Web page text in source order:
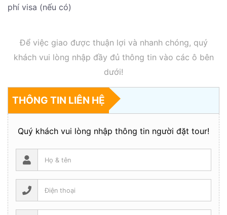
phí visa (nếu có)
Để việc giao được thuận lợi và nhanh chóng, quý
khách vui lòng nhập đầy đủ thông tin vào các ô bên
dưới!
THÔNG TIN LIÊN HỆ
Quý khách vui lòng nhập thông tin người đặt tour!